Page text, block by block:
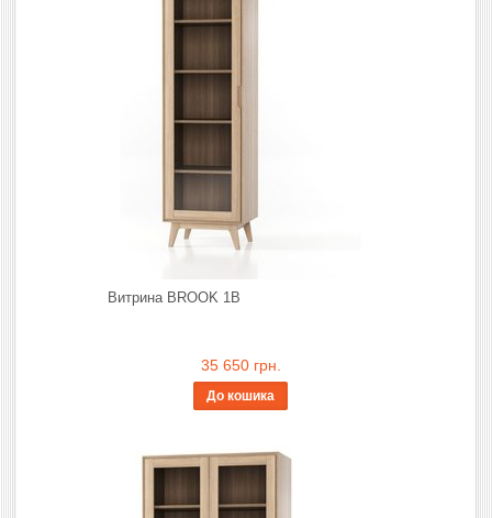
Витрина BROOK 1B
35 650 грн.
До кошика